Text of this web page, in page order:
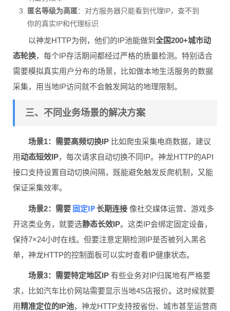
匿名等级为高匿：对方服务器只能看到代理IP，查不到
你的真实IP和代理标识
以神龙HTTP为例，他们的IP池能做到 全国200+城市动
态轮换，每个IP存活期间都经过严格的质量检测。特别适合
需要模拟真实用户分布的场景，比如做本地生活服务的数据
采集，用当地IP访问就不会触发网站的地理限制。
三、不同业务场景的解决方案
场景1：需要高频切换IP 比如爬虫采集电商数据，建议
用动态短效IP，每次请求自动切换不同IP。神龙HTTP的API
接口支持设置自动切换间隔，既能避免触发反爬机制，又能
保证采集效率。
场景2：需要 固定IP长期连接 像社交媒体运营、游戏多
开这类业务，就要选静态长效IP。这类IP会绑定固定设备，
保持7×24小时在线。但要注意定期检测IP是否被列入黑名
单，神龙HTTP的控制面板可以实时查看IP健康状态。
场景3：需要特定地区IP 有些业务对IP归属地有严格要
求，比如汽车比价网站需要显示当地4S店报价。这时候就要
用精准定位的IP池，神龙HTTP支持按省份、城市甚至运营商